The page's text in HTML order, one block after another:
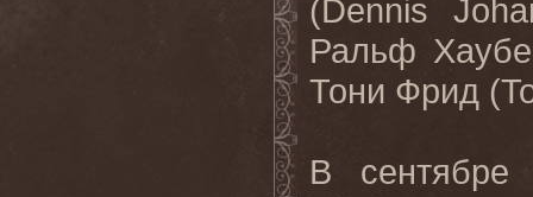
(Dennis
Ральф
Тони Фрид (
В